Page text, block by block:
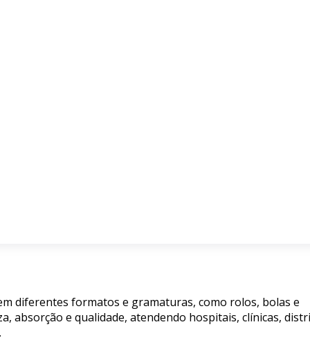
diferentes formatos e gramaturas, como rolos, bolas e
absorção e qualidade, atendendo hospitais, clínicas,